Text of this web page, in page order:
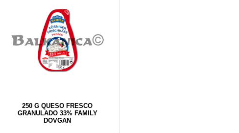
250 G QUESO FRESCO
GRANULADO 33% FAMILY
DOVGAN